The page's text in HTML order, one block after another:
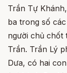
Trần Tự
ba trong số
người chủ chốt
Trần. Trần Lý
Dưa, có hai